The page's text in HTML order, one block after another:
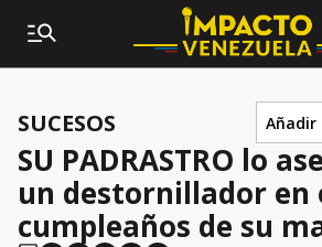
SUCESOS Añadir
SU PADRASTRO lo
un destornillador en
cumpleaños de su